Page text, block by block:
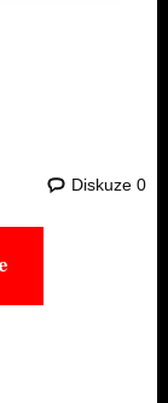
Diskuze 0